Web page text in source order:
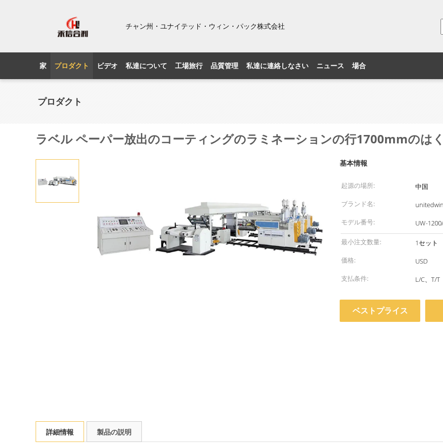
チャン州・ユナイテッド・ウィン・パック株式会社
家 プロダクト ビデオ 私達について 工場旅行 品質管理 私達に連絡しなさい ニュース 場合
プロダクト
ラベル ペーパー放出のコーティングのラミネーションの行1700mmのは
基本情報
起源の場所:
中国
ブランド名:
unitedwin
モデル番号:
UW-
最小注文数量:
1セット
価格:
USD
支払条件:
L/C、T/T
ベストプライス
詳細情報 製品の説明